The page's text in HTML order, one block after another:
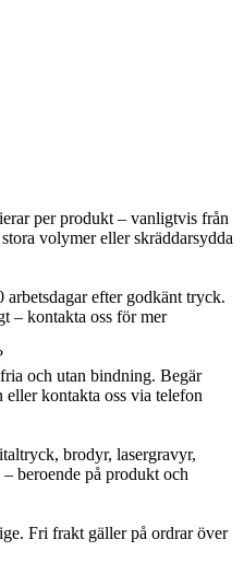
per produkt – vanligtvis från
volymer eller skräddarsydda
arbetsdagar efter godkänt tryck.
– kontakta oss för mer
och utan bindning. Begär
kontakta oss via telefon
brodyr, lasergravyr,
beroende på produkt och
Fri frakt gäller på ordrar över